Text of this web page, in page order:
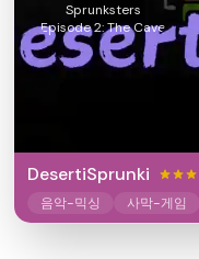
Sprunksters
Episode 2: The Cave
DesertiSprunki
음악-믹싱 사막-게임